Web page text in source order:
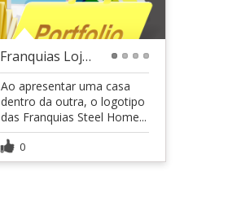
Franquias Lojas Steel Home
Ao apresentar uma casa
dentro da outra, o logotipo
das Franquias Steel Home...
0